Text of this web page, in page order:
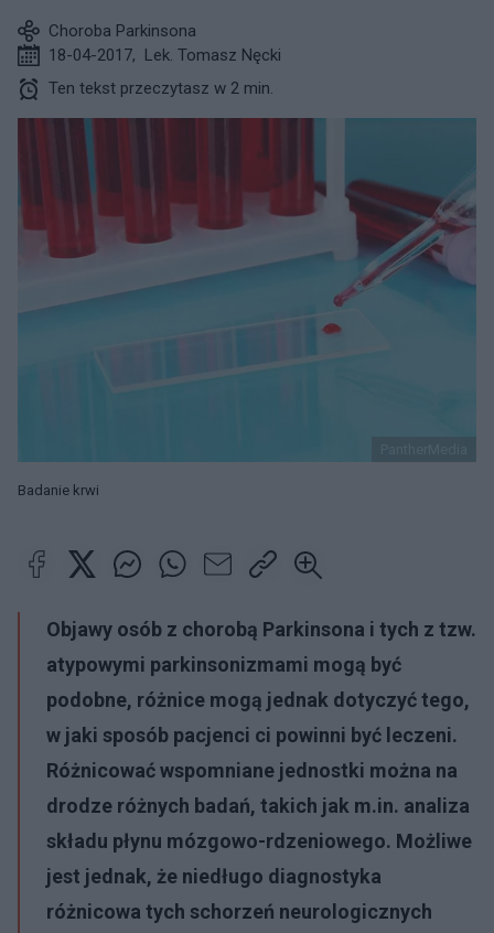
Choroba Parkinsona
18-04-2017, Lek. Tomasz Nęcki
Ten tekst przeczytasz w 2 min.
Badanie krwi
Objawy osób z chorobą Parkinsona i tych z tzw.
atypowymi parkinsonizmami mogą być
podobne, różnice mogą jednak dotyczyć tego,
w jaki sposób pacjenci ci powinni być leczeni.
Różnicować wspomniane jednostki można na
drodze różnych badań, takich jak m.in. analiza
składu płynu mózgowo-rdzeniowego. Możliwe
jest jednak, że niedługo diagnostyka
różnicowa tych schorzeń neurologicznych